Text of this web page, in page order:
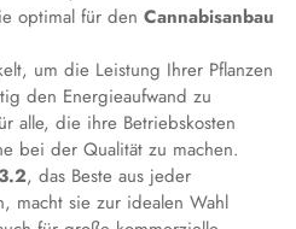
optimal für den Cannabisanbau
um die Leistung Ihrer Pflanzen
den Energieaufwand zu
alle, die ihre Betriebskosten
bei der Qualität zu machen.
, das Beste aus jeder
macht sie zur idealen Wahl